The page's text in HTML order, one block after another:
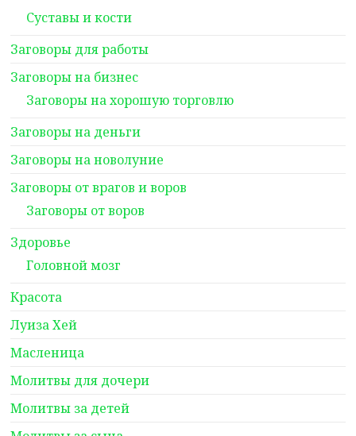
Суставы и кости
Заговоры для работы
Заговоры на бизнес
Заговоры на хорошую торговлю
Заговоры на деньги
Заговоры на новолуние
Заговоры от врагов и воров
Заговоры от воров
Здоровье
Головной мозг
Красота
Луиза Хей
Масленица
Молитвы для дочери
Молитвы за детей